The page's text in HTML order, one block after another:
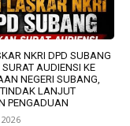
NKRI DPD SUBANG
AUDIENSI KE
NEGERI SUBANG,
LANJUT
PENGADUAN